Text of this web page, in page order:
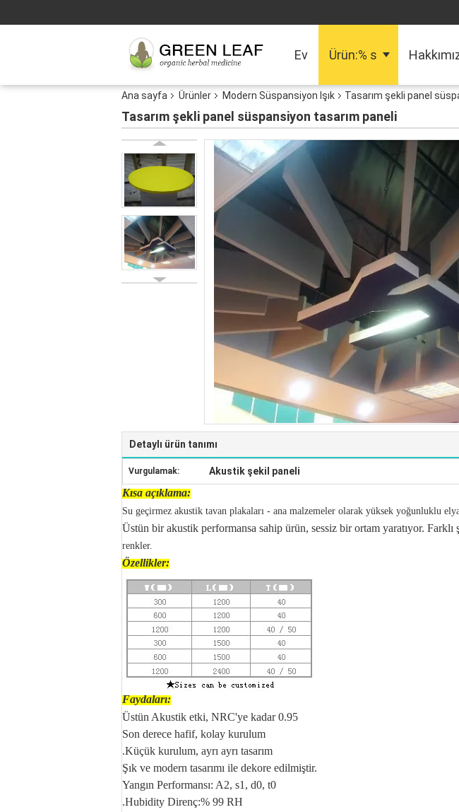
Ev Ürün:% s
Ana sayfa Ürünler Modern Süspansiyon Işık Tasarım şekli panel
Tasarım şekli panel süspansiyon tasarım paneli
Detaylı ürün tanımı
Vurgulamak: Akustik şekil paneli
Kısa açıklama:
Su geçirmez akustik tavan plakaları - ana malzemeler olarak yüksek yoğunluklu
Üstün bir akustik performansa sahip ürün, sessiz bir ortam yaratıyor. Farklı
renkler.
Özellikler:
Faydaları:
Üstün Akustik etki, NRC'ye kadar 0.95
Son derece hafif, kolay kurulum
.Küçük kurulum, ayrı ayrı tasarım
Şık ve modern tasarımı ile dekore edilmiştir.
Yangın Performansı: A2, s1, d0, t0
.Hubidity Direnç:% 99 RH